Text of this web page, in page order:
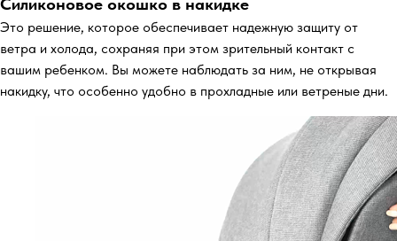
Это решение, которое обеспечивает надежную защиту от
ветра и холода, сохраняя при этом зрительный контакт с
вашим ребенком. Вы можете наблюдать за ним, не открывая
накидку, что особенно удобно в прохладные или ветреные дни.